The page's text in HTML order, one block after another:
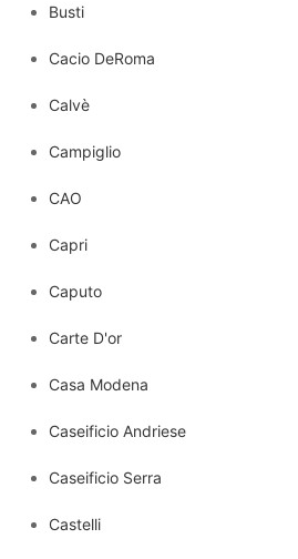
Busti
Cacio DeRoma
Calvè
Campiglio
CAO
Capri
Caputo
Carte D'or
Casa Modena
Caseificio Andriese
Caseificio Serra
Castelli